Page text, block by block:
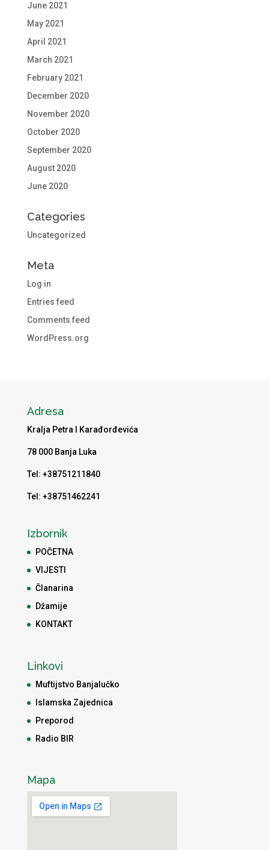
June 2021
May 2021
April 2021
March 2021
February 2021
December 2020
November 2020
October 2020
September 2020
August 2020
June 2020
Categories
Uncategorized
Meta
Log in
Entries feed
Comments feed
WordPress.org
Adresa
Kralja Petra I Karađorđevića
78 000 Banja Luka
Tel: +38751211840
Tel: +38751462241
Izbornik
POČETNA
VIJESTI
Članarina
Džamije
KONTAKT
Linkovi
Muftijstvo Banjalučko
Islamska Zajednica
Preporod
Radio BIR
Mapa